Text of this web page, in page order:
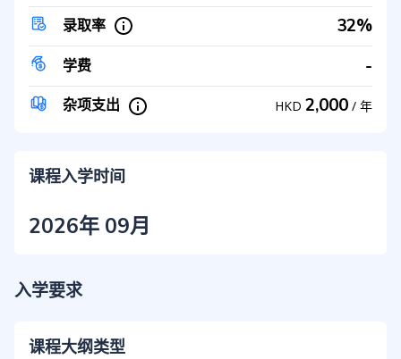
录取率 32%
学费 -
杂项支出 HKD 2,000 / 年
课程入学时间
2026年 09月
入学要求
课程大纲类型